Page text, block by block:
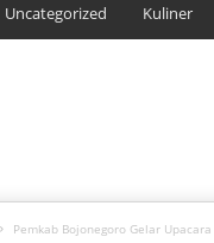
Uncategorized Kuliner
Pemkab Bojonegoro Gelar